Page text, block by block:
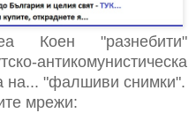
Коен "разнебити"
антикомунистическа
на... "фалшиви снимки".
мрежи: